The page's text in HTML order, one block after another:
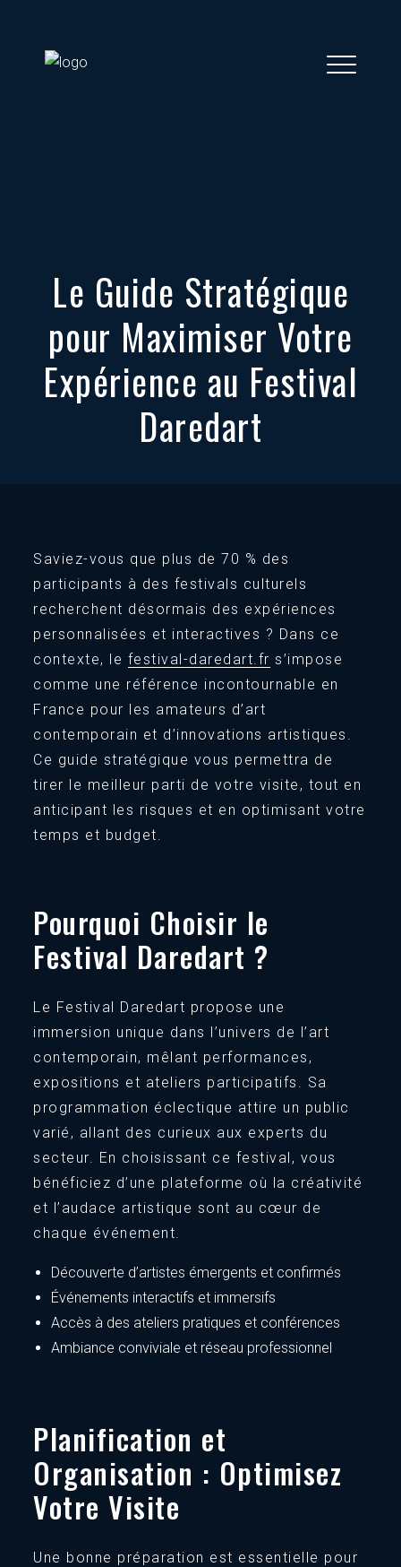
Le Guide Stratégique
pour Maximiser Votre
Expérience au Festival
Daredart
Saviez-vous que plus de 70 % des
participants à des festivals culturels
recherchent désormais des expériences
personnalisées et interactives ? Dans ce
contexte, le festival-daredart.fr s’impose
comme une référence incontournable en
France pour les amateurs d’art
contemporain et d’innovations artistiques.
Ce guide stratégique vous permettra de
tirer le meilleur parti de votre visite, tout en
anticipant les risques et en optimisant votre
temps et budget.
Pourquoi Choisir le
Festival Daredart ?
Le Festival Daredart propose une
immersion unique dans l’univers de l’art
contemporain, mêlant performances,
expositions et ateliers participatifs. Sa
programmation éclectique attire un public
varié, allant des curieux aux experts du
secteur. En choisissant ce festival, vous
bénéficiez d’une plateforme où la créativité
et l’audace artistique sont au cœur de
chaque événement.
Découverte d’artistes émergents et confirmés
Événements interactifs et immersifs
Accès à des ateliers pratiques et conférences
Ambiance conviviale et réseau professionnel
Planification et
Organisation : Optimisez
Votre Visite
Une bonne préparation est essentielle pour